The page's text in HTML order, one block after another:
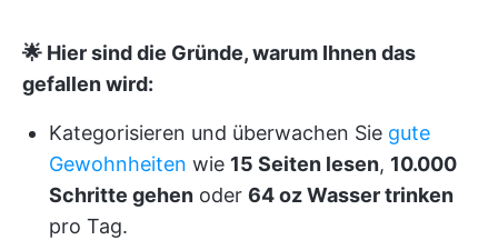
🌟 Hier sind die Gründe, warum Ihnen das
gefallen wird:
Kategorisieren und überwachen Sie gute
Gewohnheiten wie 15 Seiten lesen, 10.000
Schritte gehen oder 64 oz Wasser trinken
pro Tag.